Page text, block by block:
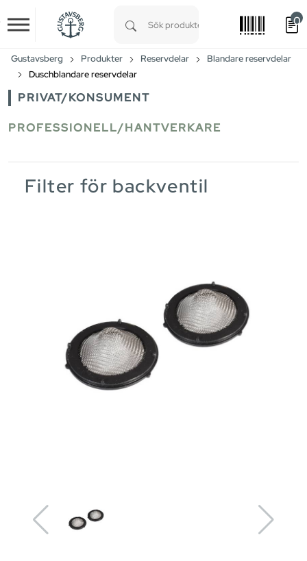
Skip to main content
0
Gustavsberg Produkter Reservdelar
Blandare reservdelar
Duschblandare reservdelar
PRIVAT/KONSUMENT
PROFESSIONELL/HANTVERKARE
Filter för backventil